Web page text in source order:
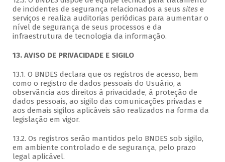
de incidentes de segurança relacionados a seus sitese
serviços e realiza auditorias periódicas para aumentar o
nível de segurança de seus processos e da
infraestrutura de tecnologia da informação.
13. AVISO DE PRIVACIDADE E SIGILO
13.1. O BNDES declara que os registros de acesso, bem
como o registro de dados pessoais do Usuário, a
observância aos direitos à privacidade, à proteção de
dados pessoais, ao sigilo das comunicações privadas e
aos demais sigilos aplicáveis são realizados na forma da
legislação em vigor.
13.2. Os registros serão mantidos pelo BNDES sob sigilo,
em ambiente controlado e de segurança, pelo prazo
legal aplicável.